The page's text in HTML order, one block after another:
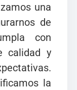
una
de
con
calidad y
la